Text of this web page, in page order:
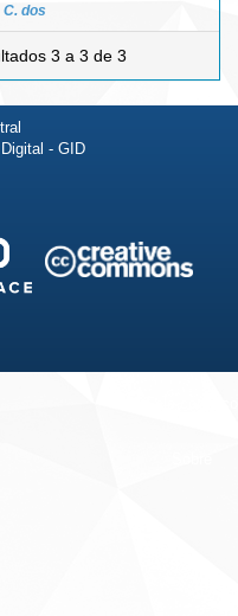
C. dos
3 a 3 de 3
- GID